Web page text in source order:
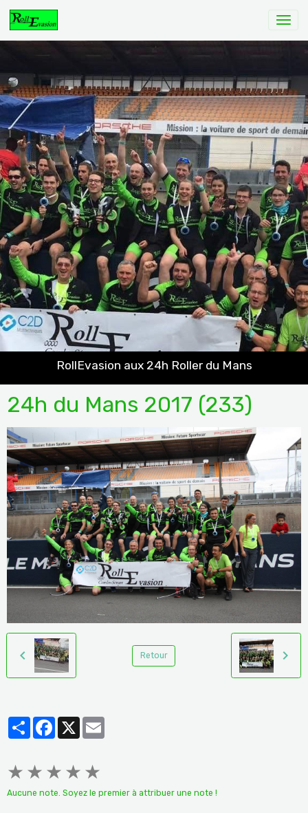
RollEvasion aux 24h Roller du Mans
24h du Mans 2017 (233)
Retour
PartagerFacebook
★ ★ ★ ★ ★
Aucune note. Soyez le premier à attribuer une note !